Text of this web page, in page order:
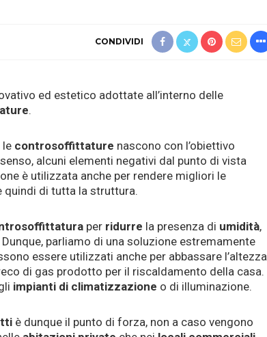
CONDIVIDI
ed estetico adottate all’interno delle
.
le controsoffittature nascono con l’obiettivo
alcuni elementi negativi dal punto di vista
è utilizzata anche per rendere migliori le
quindi di tutta la struttura.
per ridurre la presenza di umidità,
parliamo di una soluzione estremamente
essere utilizzati anche per abbassare l’altezza
di gas prodotto per il riscaldamento della casa.
impianti di climatizzazione o di illuminazione.
è dunque il punto di forza, non a caso vengono